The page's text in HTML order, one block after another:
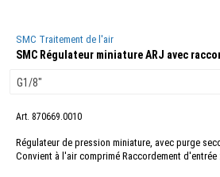
SMC Traitement de l'air
SMC Régulateur miniature ARJ avec
Art. 870669.0010
Régulateur de pression miniature, avec purge
Convient à l'air comprimé Raccordement